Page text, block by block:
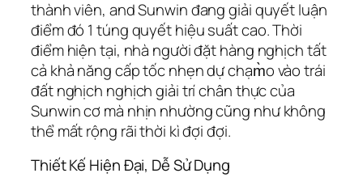
thành viên, and Sunwin đang giải quyết luận
điểm đó 1 túng quyết hiệu suất cao. Thời
điểm hiện tại, nhà người đặt hàng nghịch tất
cả khả năng cấp tốc nhẹn dự chạm̀o vào trái
đất nghịch nghịch giải trí chân thực của
Sunwin cơ mà nhịn nhường cũng như không
thể mất rộng rãi thời kì đợi đợi.
Thiết Kế Hiện Đại, Dễ Sử Dụng